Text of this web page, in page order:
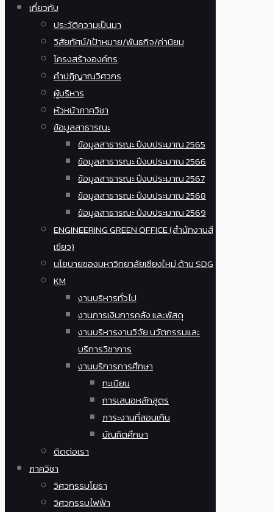
เกี่ยวกับ
ประวัติความเป็นมา
วิสัยทัศน์/เป้าหมาย/พันธกิจ/ค่านิยม
โครงสร้างองค์กร
คำปฏิญาณวิศวกร
ผู้บริหาร
หัวหน้าภาควิชา
ข้อมูลสาธารณะ
ข้อมูลสาธารณะ ปีงบประมาณ 2565
ข้อมูลสาธารณะ ปีงบประมาณ 2566
ข้อมูลสาธารณะ ปีงบประมาณ 2567
ข้อมูลสาธารณะ ปีงบประมาณ 2568
ข้อมูลสาธารณะ ปีงบประมาณ 2569
ENGINEERING GREEN OFFICE (สำนักงานสี
เขียว)
นโยบายของมหาวิทยาลัยเชียงใหม่ ด้าน SDG
KM
งานบริหารทั่วไป
งานการเงินการคลัง และพัสดุ
งานบริหารงานวิจัย นวัตกรรมและ
บริการวิชาการ
งานบริการการศึกษา
ทะเบียน
การเสนอหลักสูตร
ภาระงานที่สอนเกิน
บัณฑิตศึกษา
ติดต่อเรา
ภาควิชา
วิศวกรรมโยธา
วิศวกรรมไฟฟ้า